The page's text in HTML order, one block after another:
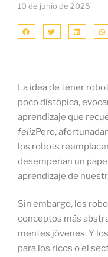
10 de junio de 2025
La idea de tener
poco distópica,
aprendizaje que
felizPero,
los robots
desempeñan un
aprendizaje de
Sin embargo, los
conceptos más
mentes jóvenes. Y
para los ricos o el